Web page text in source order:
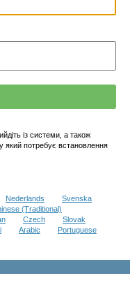
із системи, а також
який потребує встановлення
Nederlands
Svenska
(Traditional)
Czech
Slovak
Arabic
Portuguese